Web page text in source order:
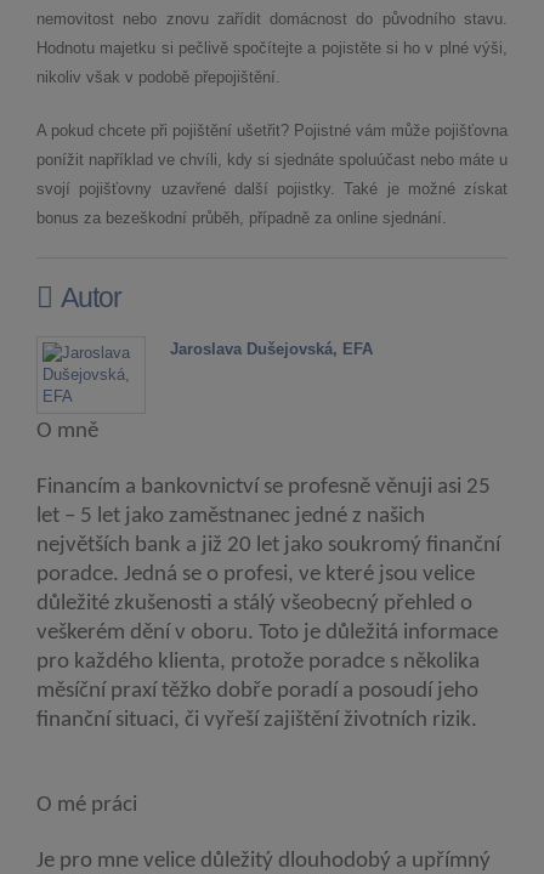
nemovitost nebo znovu zařídit domácnost do původního stavu.
Hodnotu majetku si pečlivě spočítejte a pojistěte si ho v plné výši,
nikoliv však v podobě přepojištění.
A pokud chcete při pojištění ušetřit? Pojistné vám může pojišťovna
ponížit například ve chvíli, kdy si sjednáte spoluúčast nebo máte u
svojí pojišťovny uzavřené další pojistky. Také je možné získat
bonus za bezeškodní průběh, případně za online sjednání.
Autor
Jaroslava Dušejovská, EFA
O mně
Financím a bankovnictví se profesně věnuji asi 25
let – 5 let jako zaměstnanec jedné z našich
největších bank a již 20 let jako soukromý finanční
poradce. Jedná se o profesi, ve které jsou velice
důležité zkušenosti a stálý všeobecný přehled o
veškerém dění v oboru. Toto je důležitá informace
pro každého klienta, protože poradce s několika
měsíční praxí těžko dobře poradí a posoudí jeho
finanční situaci, či vyřeší zajištění životních rizik.
O mé práci
Je pro mne velice důležitý dlouhodobý a upřímný